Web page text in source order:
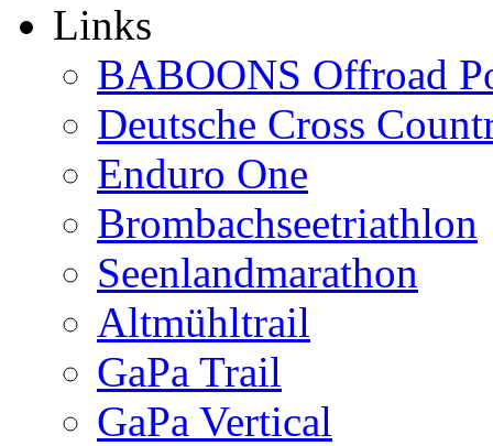
Links
BABOONS Offroad
Deutsche Cross
Enduro One
Brombachseetriathlon
Seenlandmarathon
Altmühltrail
GaPa Trail
GaPa Vertical